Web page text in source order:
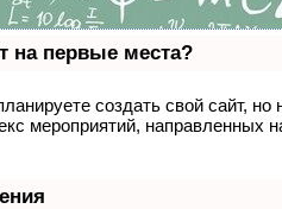
на первые места?
создать свой сайт,
мероприятий, направленных